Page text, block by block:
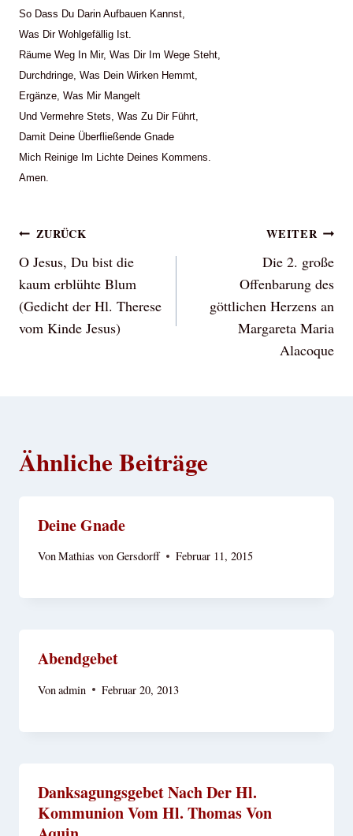
So Dass Du Darin Aufbauen Kannst,
Was Dir Wohlgefällig Ist.
Räume Weg In Mir, Was Dir Im Wege Steht,
Durchdringe, Was Dein Wirken Hemmt,
Ergänze, Was Mir Mangelt
Und Vermehre Stets, Was Zu Dir Führt,
Damit Deine Überfließende Gnade
Mich Reinige Im Lichte Deines Kommens.
Amen.
Beitragsnavigation
ZURÜCK
O Jesus, Du bist die
kaum erblühte Blum
(Gedicht der Hl. Therese
vom Kinde Jesus)
WEITER
Die 2. große
Offenbarung des
göttlichen Herzens an
Margareta Maria
Alacoque
Ähnliche Beiträge
Deine Gnade
VonMathias von Gersdorff Februar 11, 2015
Abendgebet
Vonadmin Februar 20, 2013
Danksagungsgebet Nach Der Hl.
Kommunion Vom Hl. Thomas Von